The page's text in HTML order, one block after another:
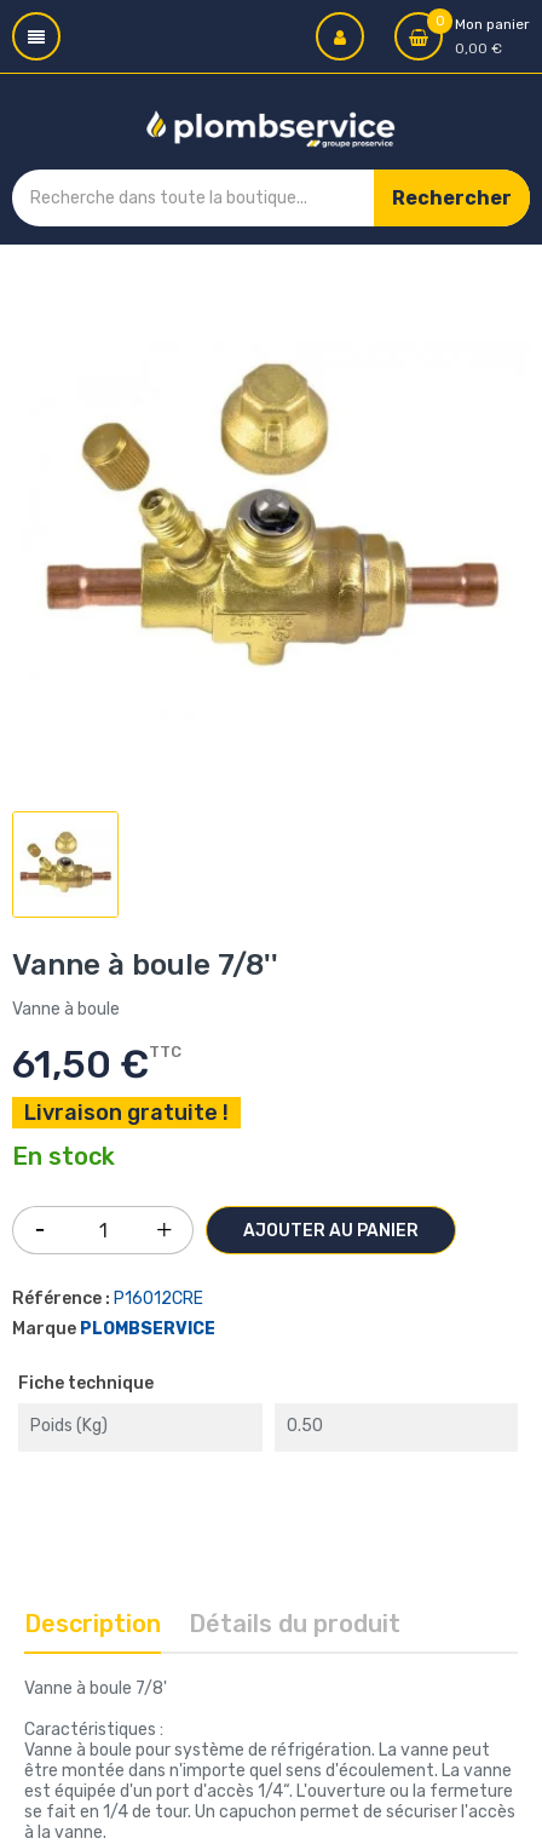
0
Mon panier
0,00 €
Rechercher
Vanne à boule 7/8''
Vanne à boule
61,50 €TTC
Livraison gratuite !
En stock
AJOUTER AU PANIER
Référence : P16012CRE
Marque PLOMBSERVICE
Fiche technique
Poids (kg) 0.50
Description Détails du produit
Vanne à boule 7/8'
Caractéristiques :
Vanne à boule pour système de réfrigération. La vanne peut
être montée dans n'importe quel sens d'écoulement. La vanne
est équipée d'un port d'accès 1/4“. L'ouverture ou la fermeture
se fait en 1/4 de tour. Un capuchon permet de sécuriser l'accès
à la vanne.